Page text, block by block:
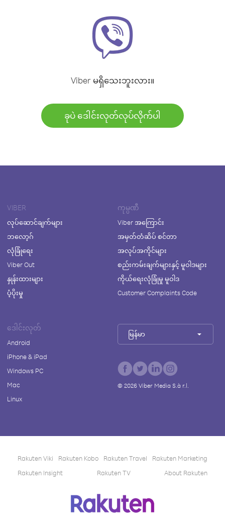
Viber မရှိသေးဘူးလား။
ခုပဲ ဒေါင်းလုတ်လုပ်လိုက်ပါ
VIBER
လုပ်ဆောင်ချက်များ
ဘလော့ဂ်
လုံခြုံရေး
Viber Out
နှုန်းထားများ
ပံ့ပိုးမှု
ကုမ္ပဏီ
Viber အကြောင်း
အမှတ်တံဆိပ် စင်တာ
အလုပ်အကိုင်များ
စည်းကမ်းချက်များနှင့် မူဝါဒများ
ကိုယ်ရေးလုံခြုံမှု မူဝါဒ
Customer Complaints Code
ဒေါင်းလုတ်
Android
iPhone & iPad
Windows PC
Mac
Linux
မြန်မာ
© 2026Viber Media S.à r.l.
Rakuten Viki Rakuten Kobo Rakuten Travel
Rakuten Marketing
Rakuten Insight
Rakuten TV About Rakuten